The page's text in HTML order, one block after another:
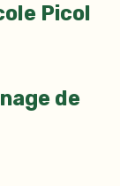
Picol
de